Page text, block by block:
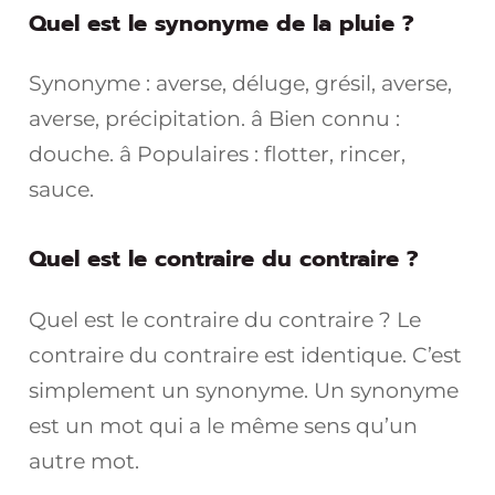
Quel est le synonyme de la pluie ?
Synonyme : averse, déluge, grésil, averse,
averse, précipitation. â Bien connu :
douche. â Populaires : flotter, rincer,
sauce.
Quel est le contraire du contraire ?
Quel est le contraire du contraire ? Le
contraire du contraire est identique. C’est
simplement un synonyme. Un synonyme
est un mot qui a le même sens qu’un
autre mot.